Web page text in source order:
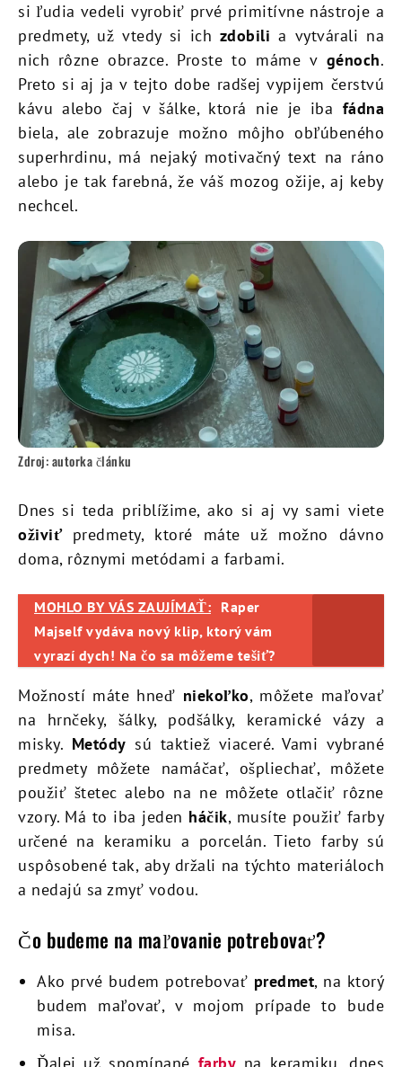
si ľudia vedeli vyrobiť prvé primitívne nástroje a
predmety, už vtedy si ich zdobili a vytvárali na
nich rôzne obrazce. Proste to máme v génoch.
Preto si aj ja v tejto dobe radšej vypijem čerstvú
kávu alebo čaj v šálke, ktorá nie je iba fádna
biela, ale zobrazuje možno môjho obľúbeného
superhrdinu, má nejaký motivačný text na ráno
alebo je tak farebná, že váš mozog ožije, aj keby
nechcel.
Zdroj: autorka článku
Dnes si teda priblížime, ako si aj vy sami viete
oživiťpredmety, ktoré máte už možno dávno
doma, rôznymi metódami a farbami.
MOHLO BY VÁS ZAUJÍMAŤ: Raper
Majself vydáva nový klip, ktorý vám
vyrazí dych! Na čo sa môžeme tešiť?
Možností máte hneď niekoľko, môžete maľovať
na hrnčeky, šálky, podšálky, keramické vázy a
misky. Metódy sú taktiež viaceré. Vami vybrané
predmety môžete namáčať, ošpliechať, môžete
použiť štetec alebo na ne môžete otlačiť rôzne
vzory. Má to iba jeden háčik, musíte použiť farby
určené na keramiku a porcelán. Tieto farby sú
uspôsobené tak, aby držali na týchto materiáloch
a nedajú sa zmyť vodou.
Čo budeme na maľovanie potrebovať?
Ako prvé budem potrebovať predmet, na ktorý
budem maľovať, v mojom prípade to bude
misa.